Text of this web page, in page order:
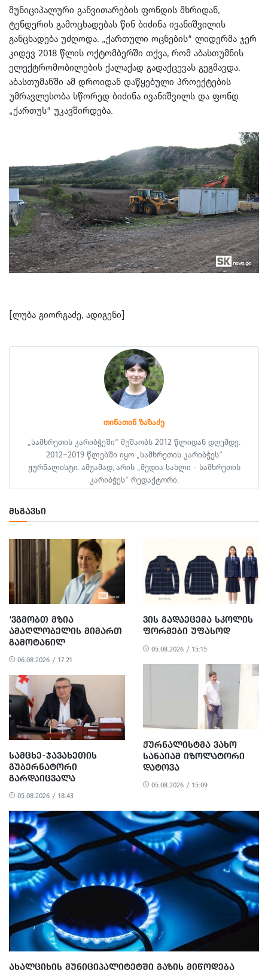
მუნიციპალური განვითარების ფონდის მხრიდან,
ტენდერის გამოცხადებას წინ ბიძინა ივანიშვილის
განცხადება უძღოდა. „ქართული ოცნების“ ლიდერმა ჯერ
კიდევ 2018 წლის ოქტომბერში თქვა, რომ აბასთუმნის
ელექტრომობილების ქალაქად გადაქცევას გეგმავდა.
აბასთუმანში ამ დროიდან დაწყებული პროექტების
უმრავლესობა სწორედ ბიძინა ივანიშვილს და ფონდ
„ქართუს“ უკავშირდება.
[ლუბა გიორგაძე, ადიგენი]
თინათინ ზაზაძე
„სამხრეთის კარიბჭეში“ მუშაობს 2012 წლიდან დღემდე.
2012–2019 წლებში იყო „სამხრეთის კარიბჭეს“
ჟურნალისტი. ამჟამად, არის „მედია სახლი - სამხრეთის
კარიბჭეს“ რედაქტორი.
ᲛᲡᲒᲐᲕᲡᲘ
‘ᲕᲒᲛᲝᲑᲗ ᲛᲖᲘᲐ
ᲐᲛᲐᲦᲚᲝᲑᲔᲚᲘᲡ ᲛᲘᲛᲐᲠᲗ
ᲒᲐᲛᲝᲢᲐᲜᲘᲚ
ᲐᲠᲐᲞᲠᲝᲞᲝᲠᲪᲘᲣᲚ ᲓᲐ
ᲞᲝᲚᲘᲢᲘᲖᲔᲑᲣᲚ
ᲒᲐᲜᲐᲩᲔᲜᲡ’ -
ᲔᲕᲠᲝᲙᲐᲕᲨᲘᲠᲘᲡ ᲡᲐᲔᲚᲩᲝ
06.08.2026 / 17:21
ᲡᲐᲛᲪᲮᲔ-ᲯᲐᲕᲐᲮᲔᲗᲘᲡ
ᲒᲣᲑᲔᲠᲜᲐᲢᲝᲠᲘ
ᲒᲐᲠᲓᲐᲘᲪᲕᲐᲚᲐ
05.08.2026 / 18:43
ᲕᲘᲡ ᲒᲐᲓᲐᲔᲪᲔᲛᲐ ᲡᲙᲝᲚᲘᲡ
ᲤᲝᲠᲛᲔᲑᲘ ᲣᲤᲐᲡᲝᲓ
05.08.2026 / 15:15
ᲟᲣᲠᲜᲐᲚᲘᲡᲢᲛᲐ ᲕᲐᲮᲝ
ᲡᲐᲜᲐᲘᲐᲛ ᲘᲖᲝᲚᲐᲢᲝᲠᲘ
ᲓᲐᲢᲝᲕᲐ
05.08.2026 / 15:09
ᲐᲮᲐᲚᲪᲘᲮᲘᲡ ᲛᲣᲜᲘᲪᲘᲞᲐᲚᲘᲢᲔᲢᲨᲘ ᲒᲐᲖᲘᲡ ᲛᲘᲬᲝᲓᲔᲑᲐ